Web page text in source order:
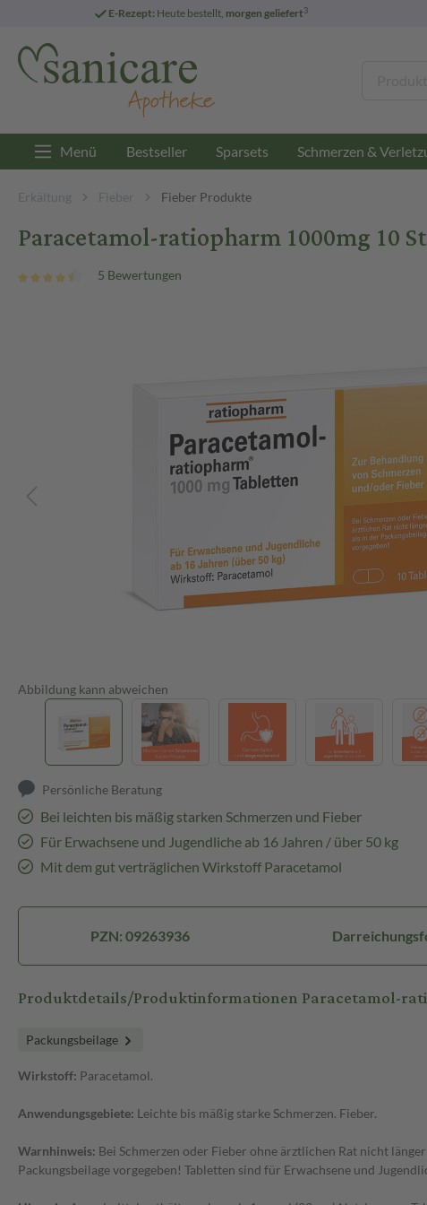
E-Rezept: Heute bestellt, morgen geliefert3
Menü Bestseller Sparsets Schmerzen &
Erkältung Fieber Fieber Produkte
Paracetamol-ratiopharm 1000mg 10
5 Bewertungen
Abbildung kann abweichen
Persönliche Beratung
Bei leichten bis mäßig starken Schmerzen und Fieber
Für Erwachsene und Jugendliche ab 16 Jahren / über 50 kg
Mit dem gut verträglichen Wirkstoff Paracetamol
PZN: 09263936
Produktdetails/Produktinformationen Paracetamol-
Packungsbeilage
Wirkstoff: Paracetamol.
Anwendungsgebiete: Leichte bis mäßig starke Schmerzen. Fieber.
Warnhinweis: Bei Schmerzen oder Fieber ohne ärztlichen Rat nicht
Packungsbeilage vorgegeben! Tabletten sind für Erwachsene und